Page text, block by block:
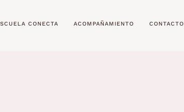
CONECTA ACOMPAÑAMIENTO CONTACTO